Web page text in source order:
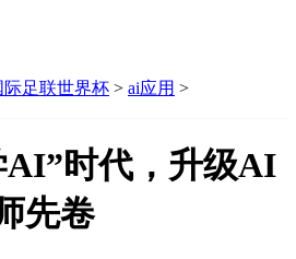
际足联世界杯 > ai应用 >
AI”时代，升级AI
先卷